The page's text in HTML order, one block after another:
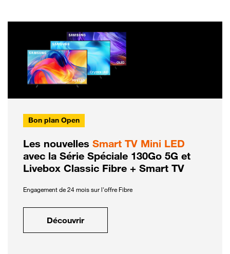
Bon plan Open
Les nouvelles Smart TV Mini LED
avec la Série Spéciale 130Go 5G et
Livebox Classic Fibre + Smart TV
Engagement de 24 mois sur l'offre Fibre
Découvrir